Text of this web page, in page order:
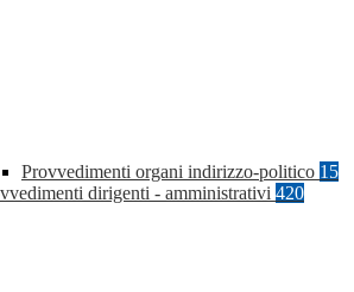
Provvedimenti organi indirizzo-politico 15
dirigenti - amministrativi 420